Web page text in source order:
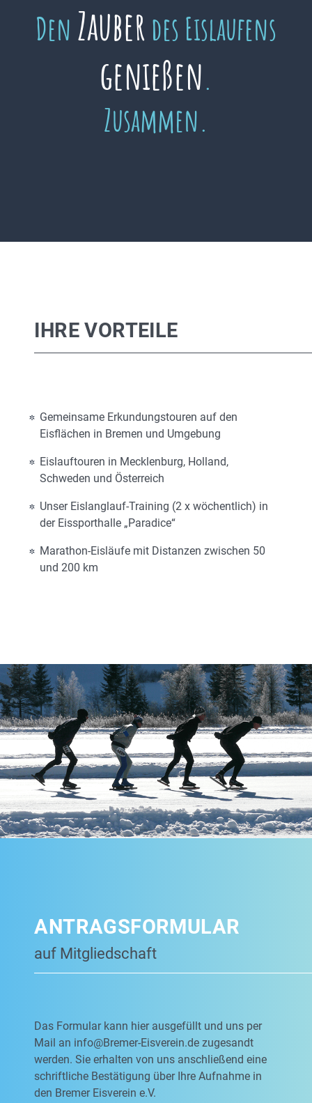
Den Zauber des Eislaufens
genießen.
Zusammen.
IHRE VORTEILE
Gemeinsame Erkundungstouren auf den
Eisflächen in Bremen und Umgebung
Eislauftouren in Mecklenburg, Holland,
Schweden und Österreich
Unser Eislanglauf-Training (2 x wöchentlich) in
der Eissporthalle „Paradice“
Marathon-Eisläufe mit Distanzen zwischen 50
und 200 km
ANTRAGSFORMULAR
auf Mitgliedschaft
Das Formular kann hier ausgefüllt und uns per
Mail an info@Bremer-Eisverein.de zugesandt
werden. Sie erhalten von uns anschließend eine
schriftliche Bestätigung über Ihre Aufnahme in
den Bremer Eisverein e.V.